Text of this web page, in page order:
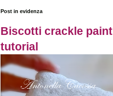
Post in evidenza
Biscotti crackle paint
tutorial